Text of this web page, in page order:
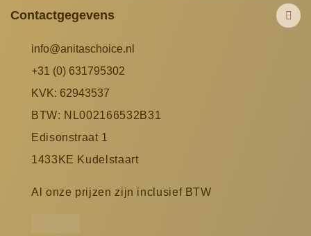
Contactgegevens
info@anitaschoice.nl
+31 (0) 631795302
KVK: 62943537
BTW: NL002166532B31
Edisonstraat 1
1433KE Kudelstaart
Al onze prijzen zijn inclusief BTW